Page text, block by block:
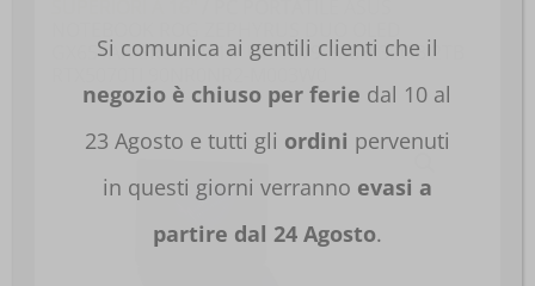
GX651AR-SR043W 16′ ULTRA 9-386H 32GB 2TB
Si comunica ai gentili clienti che il
negozio è chiuso per ferie dal 10 al
23 Agosto e tutti gli ordini pervenuti
in questi giorni verranno evasi a
partire dal 24 Agosto.